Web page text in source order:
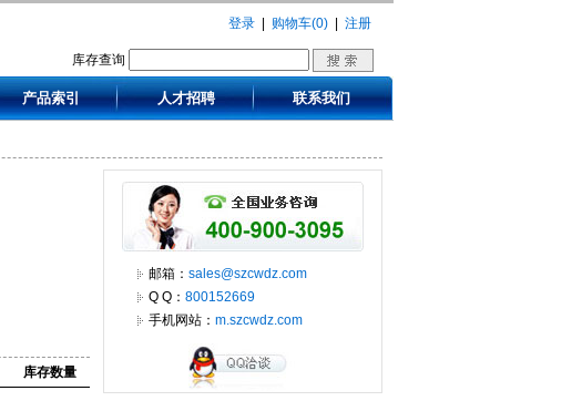
登录 购物车(0) 注册
库存查询
产品索引 人才招聘 联系我们
库存数量
邮箱： sales@szcwdz.com
Q Q： 800152669
手机网站： m.szcwdz.com